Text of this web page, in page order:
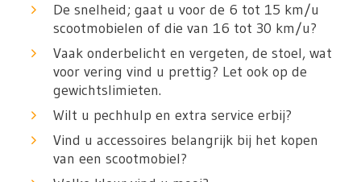
De snelheid; gaat u voor de 6 tot 15 km/u
scootmobielen of die van 16 tot 30 km/u?
Vaak onderbelicht en vergeten, de stoel, wat
voor vering vind u prettig? Let ook op de
gewichtslimieten.
Wilt u pechhulp en extra service erbij?
Vind u accessoires belangrijk bij het kopen
van een scootmobiel?